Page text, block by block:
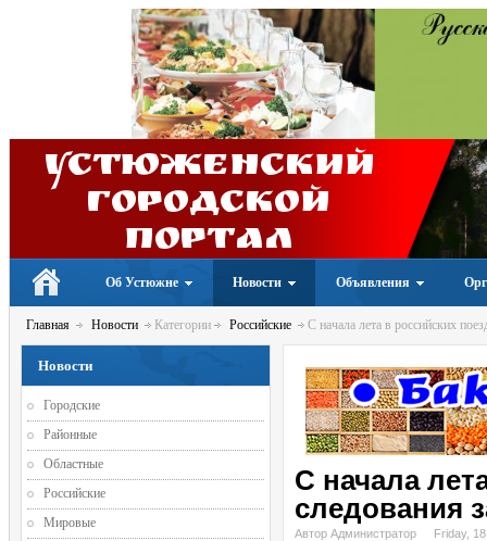
Устюженский
Городской
портал
Об Устюжне Новости Объявления
Главная Новости Категории Российские С начала лета в российских
С начала
следования
Автор Администратор Friday,
Новости
Городские
Районные
Областные
Российские
Мировые